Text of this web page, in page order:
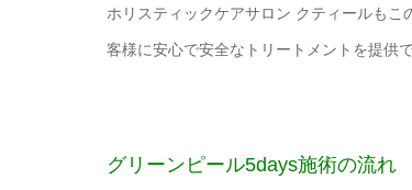
ホリスティックケアサロン クティールも
客様に安心で安全なトリートメントを提供
グリーンピール5days施術の流れ